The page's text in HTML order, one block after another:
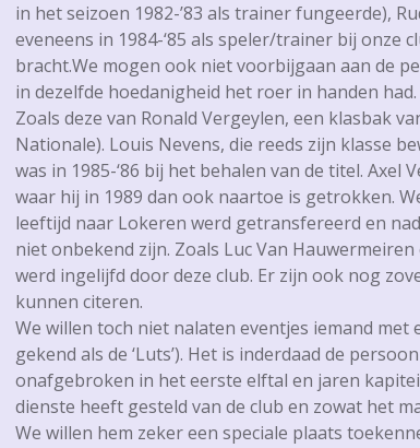
in het seizoen 1982-’83 als trainer fungeerde),
eveneens in 1984-‘85 als speler/trainer bij onze
bracht.We mogen ook niet voorbijgaan aan de
in dezelfde hoedanigheid het roer in handen
Zoals deze van Ronald Vergeylen, een klasbak
Nationale). Louis Nevens, die reeds zijn klasse
was in 1985-‘86 bij het behalen van de titel.
waar hij in 1989 dan ook naartoe is getrokken.
leeftijd naar Lokeren werd getransfereerd en
niet onbekend zijn. Zoals Luc Van
werd ingelijfd door deze club. Er zijn ook nog
kunnen citeren.
We willen toch niet nalaten eventjes iemand
gekend als de ‘Luts’). Het is inderdaad de
onafgebroken in het eerste elftal en jaren
dienste heeft gesteld van de club en zowat het
We willen hem zeker een speciale plaats